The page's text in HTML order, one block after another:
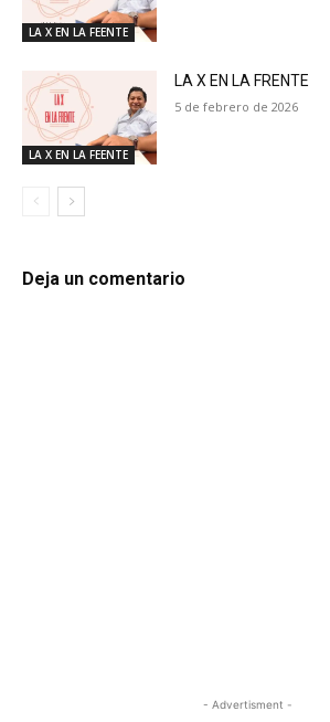
LA X EN LA FEENTE
LA X EN LA FEENTE
LA X EN LA FRENTE
5 de febrero de 2026
Deja un comentario
- Advertisment -